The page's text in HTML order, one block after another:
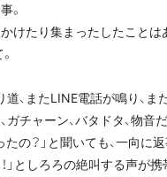
。
けたり集まったしたこと
、またLINE電話が鳴り、ま
ガチャーン、バタドタ、物音
の？」と聞いても、一向に返
！！」としろろの絶叫する声が